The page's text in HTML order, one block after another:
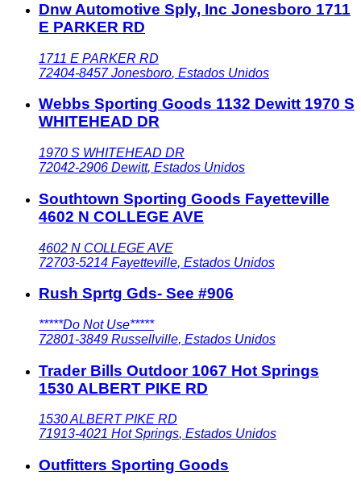
Dnw Automotive Sply, Inc Jonesboro 1711
E PARKER RD
1711 E PARKER RD
72404-8457 Jonesboro, Estados Unidos
Webbs Sporting Goods 1132 Dewitt 1970 S
WHITEHEAD DR
1970 S WHITEHEAD DR
72042-2906 Dewitt, Estados Unidos
Southtown Sporting Goods Fayetteville
4602 N COLLEGE AVE
4602 N COLLEGE AVE
72703-5214 Fayetteville, Estados Unidos
Rush Sprtg Gds- See #906
*****Do Not Use*****
72801-3849 Russellville, Estados Unidos
Trader Bills Outdoor 1067 Hot Springs
1530 ALBERT PIKE RD
1530 ALBERT PIKE RD
71913-4021 Hot Springs, Estados Unidos
Outfitters Sporting Goods